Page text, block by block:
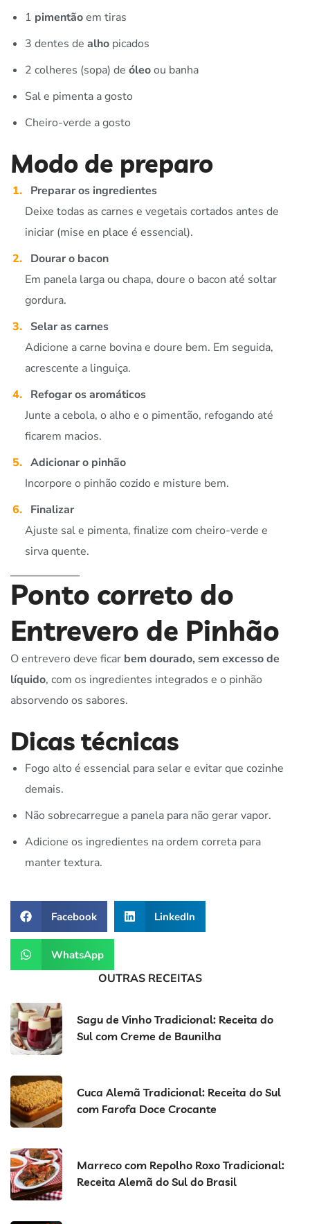
1 pimentãoem tiras
3 dentes de alhopicados
2 colheres (sopa) de óleoou banha
Sal e pimenta a gosto
Cheiro-verde a gosto
Modo de preparo
Preparar os ingredientes
Deixe todas as carnes e vegetais cortados antes de
iniciar (mise en place é essencial).
Dourar o bacon
Em panela larga ou chapa, doure o bacon até soltar
gordura.
Selar as carnes
Adicione a carne bovina e doure bem. Em seguida,
acrescente a linguiça.
Refogar os aromáticos
Junte a cebola, o alho e o pimentão, refogando até
ficarem macios.
Adicionar o pinhão
Incorpore o pinhão cozido e misture bem.
Finalizar
Ajuste sal e pimenta, finalize com cheiro-verde e
sirva quente.
Ponto correto do
Entrevero de Pinhão
O entrevero deve ficar bem dourado, sem excesso de
líquido, com os ingredientes integrados e o pinhão
absorvendo os sabores.
Dicas técnicas
Fogo alto é essencial para selar e evitar que cozinhe
demais.
Não sobrecarregue a panela para não gerar vapor.
Adicione os ingredientes na ordem correta para
manter textura.
Facebook LinkedIn
WhatsApp
OUTRAS RECEITAS
Sagu de Vinho Tradicional: Receita do
Sul com Creme de Baunilha
Cuca Alemã Tradicional: Receita do Sul
com Farofa Doce Crocante
Marreco com Repolho Roxo Tradicional:
Receita Alemã do Sul do Brasil